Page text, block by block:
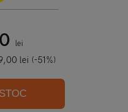
lei
lei (-51%)